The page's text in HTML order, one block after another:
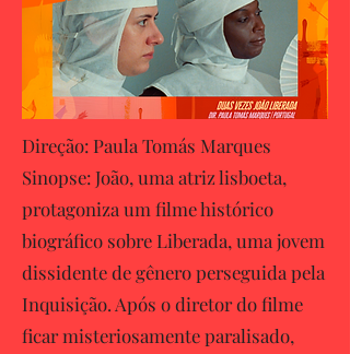
Direção: Paula Tomás Marques
Sinopse: João, uma atriz lisboeta,
protagoniza um filme histórico
biográfico sobre Liberada, uma jovem
dissidente de gênero perseguida pela
Inquisição. Após o diretor do filme
ficar misteriosamente paralisado,